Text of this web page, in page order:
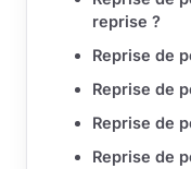
reprise ?
Reprise de
Reprise de
Reprise de
Reprise de